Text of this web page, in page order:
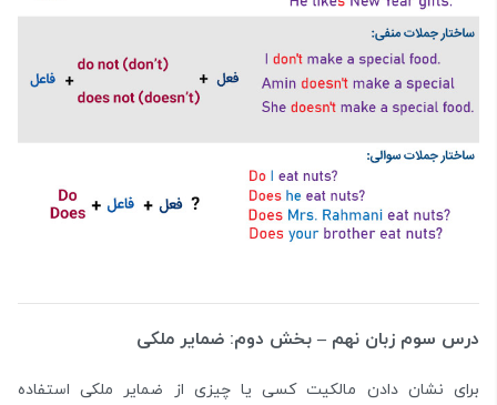
درس سوم زبان نهم – بخش دوم: ضمایر ملکی
برای نشان دادن مالکیت کسی یا چیزی از ضمایر ملکی استفاده